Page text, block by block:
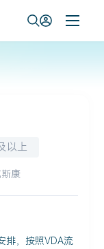
以上
康
排，按照VDA流